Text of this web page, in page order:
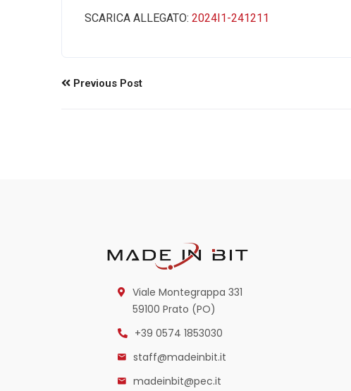
SCARICA ALLEGATO: 2024I1-241211
Previous Post
Viale Montegrappa 331
59100 Prato (PO)
+39 0574 1853030
staff@madeinbit.it
madeinbit@pec.it